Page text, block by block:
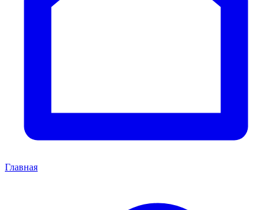
Главная